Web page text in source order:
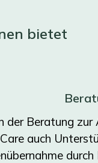
bietet
der Beratung
auch